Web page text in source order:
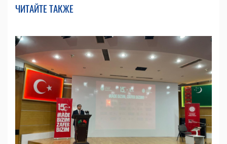
ЧИТАЙТЕ ТАКЖЕ